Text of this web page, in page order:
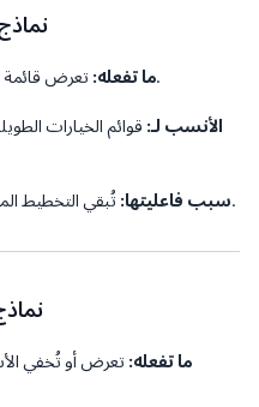
5.
ما تفعله:تعرض قائمة مضغوطة من الخيارات تتوسع عند النقر.
الأنسب لـ: قوائم الخيارات
سبب فاعليتها:تُبقي التخطيط المرئي نظيفًا دون التضحية بعمق الخيارات.
6.
ما تفعله: تعرض أو تُخفي